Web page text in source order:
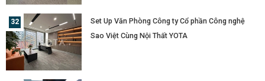
Set Up Văn Phòng Công ty Cổ phần Công nghệ
Sao Việt Cùng Nội Thất YOTA